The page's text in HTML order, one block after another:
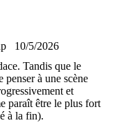
10/5/2026
Tandis que le
à une scène
et
paraît être le plus fort
à la fin).